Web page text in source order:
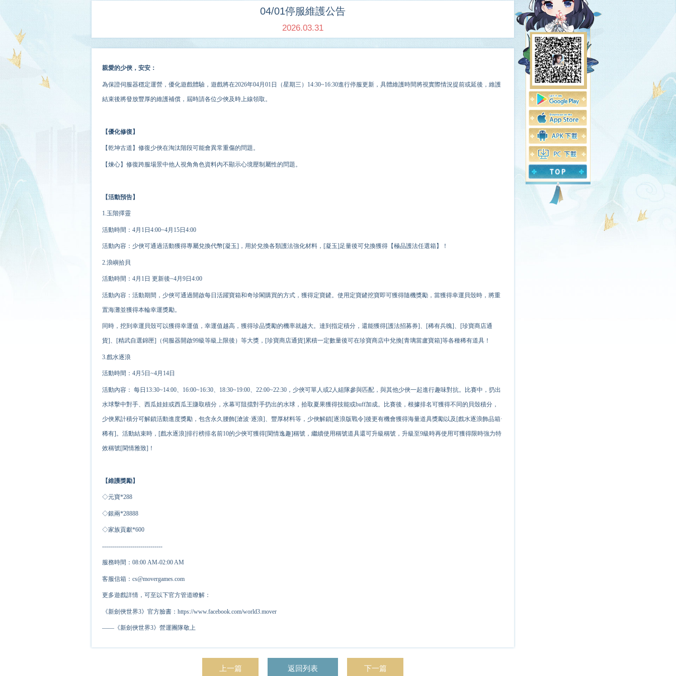
04/01停服維護公告
2026.03.31
親愛的少俠，安安：
為保證伺服器穩定運營， 優化遊戲體驗，遊戲將在2026年04月01 日（星期三）14:30~16:30進行停服更新，具體維護時間將視實際情況提前或延後，維護
結束後將發放豐厚的維護補償，屆時請各位少俠及時上線領取。
【優化修復】
【乾坤古道】修復少俠在淘汰階段可能會異常重傷的問題。
【煉心】修復跨服場景中他人視角角色資料內不顯示心境壓制屬性的問題。
【活動預告】
1.玉階擇靈
活動時間：4月1日4:00~4月15日4:00
活動內容：少俠可通過活動獲得專屬兌換代幣[凝玉] ，用於兌換各類護法強化材料， [凝玉]足量後可兌換獲得【極品護法任選箱】！
2.浪嶼拾貝
活動時間：4月1日 更新後~4月9日4:00
活動內容：活動期間，少俠可通過開啟每日活躍寶箱和奇珍閣購買的方式，獲得定寶鏟。使用定寶鏟挖寶即可獲得隨機獎勵，當獲得幸運貝殼時，將重
置海灘並獲得本輪幸運獎勵。
同時，挖到幸運貝殼可以獲得幸運值，幸運值越高，獲得珍品獎勵的機率就越大。達到指定積分，還能獲得[護法招募券]、[稀有兵魄]、[珍寶商店通
貨]、[精武自選錦匣]（伺服器開啟99級等級上限後）等大獎，[珍寶商店通貨]累積一定數量後可在珍寶商店中兌換[青璃當盧寶箱]等各種稀有道具！
3.戲水逐浪
活動時間：4月5日~4月14日
活動內容： 每日13:30~14:00、16:00~16:30、18:30~19:00、22:00~22:30，少俠可單人或2人組隊參與匹配，與其他少俠一起進行趣味對抗。比賽中，扔出
水球擊中對手、西瓜娃娃或西瓜王賺取積分，水幕可阻擋對手扔出的水球，拾取夏果獲得技能或buff加成。比賽後，根據排名可獲得不同的貝殼積分，
少俠累計積分可解鎖活動進度獎勵，包含永久腰飾[滄波·逐浪]、豐厚材料等，少俠解鎖[逐浪版戰令]後更有機會獲得海量道具獎勵以及[戲水逐浪飾品箱·
稀有]。活動結束時，[戲水逐浪]排行榜排名前10的少俠可獲得[閑情逸趣]稱號，繼續使用稱號道具還可升級稱號，升級至9級時再使用可獲得限時強力特
效稱號[閑情雅致]！
【維護獎勵】
◇元寶*288
◇銀兩*28888
◇家族貢獻*600
------------------------------
服務時間：08:00 AM-02:00 AM
客服信箱：cs@movergames.com
更多遊戲詳情，可至以下官方管道瞭解：
《新劍俠世界3》官方臉書：https://www.facebook.com/world3.mover
——《新劍俠世界3》營運團隊敬上
上一篇 返回列表 下一篇